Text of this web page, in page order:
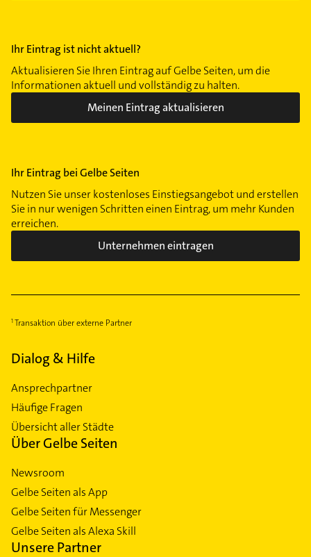
Ihr Eintrag ist nicht aktuell?
Aktualisieren Sie Ihren Eintrag auf Gelbe Seiten, um die
Informationen aktuell und vollständig zu halten.
Meinen Eintrag aktualisieren
Ihr Eintrag bei Gelbe Seiten
Nutzen Sie unser kostenloses Einstiegsangebot und erstellen
Sie in nur wenigen Schritten einen Eintrag, um mehr Kunden
erreichen.
Unternehmen eintragen
Transaktion über externe Partner
Dialog & Hilfe
Ansprechpartner
Häufige Fragen
Übersicht aller Städte
Über Gelbe Seiten
Newsroom
Gelbe Seiten als App
Gelbe Seiten für Messenger
Gelbe Seiten als Alexa Skill
Unsere Partner